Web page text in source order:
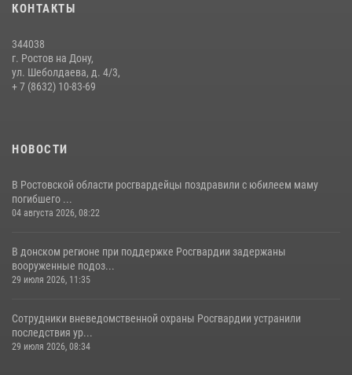
В донской столице Росгвардия приняла участие в оперативно-
профилактических мероприятиях в районе рынков «Темерник»
27 июля 2026, 12:35
КОНТАКТЫ
344038
г. Ростов на Дону,
ул. Шеболдаева, д. 4/3,
+ 7 (8632) 10-83-69
НОВОСТИ
В Ростовской области росгвардейцы поздравили с юбилеем маму
погибшего ...
04 августа 2026, 08:22
В донском регионе при поддержке Росгвардии задержаны
вооруженные подоз...
29 июля 2026, 11:35
Сотрудники вневедомственной охраны Росгвардии устранили
последствия ур...
29 июля 2026, 08:34